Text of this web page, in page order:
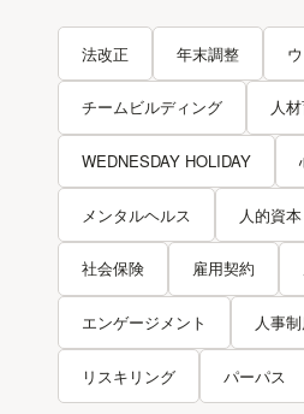
法改正 年末調整
チームビルディング 人
WEDNESDAY HOLIDAY
メンタルヘルス 人的資本
社会保険 雇用契約
エンゲージメント 人事
リスキリング パーパス